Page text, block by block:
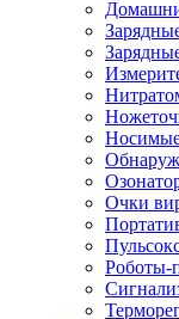
Носимые
Очки
Роботы-